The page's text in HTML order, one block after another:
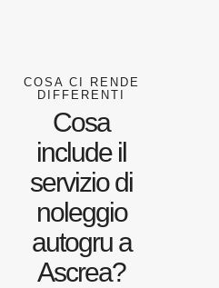
COSA CI RENDE
DIFFERENTI
Cosa
include il
servizio di
noleggio
autogru a
Ascrea?